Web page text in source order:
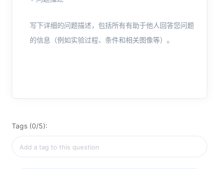
写下详细的问题描述，包括所有有助于他人回答您问题
的信息（例如实验过程、条件和相关图像等）。
Tags (0/5):